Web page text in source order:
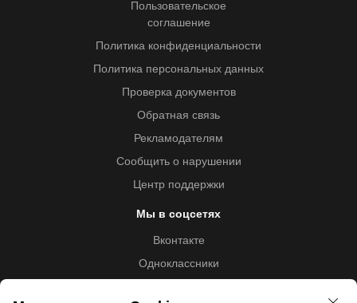
Пользовательское
соглашение
Политика конфиденциальности
Политика персональных данных
Проверка документов
Обратная связь
Рекламодателям
Сообщить о нарушении
Центр поддержки
Мы в соцсетях
Вконтакте
Одноклассники